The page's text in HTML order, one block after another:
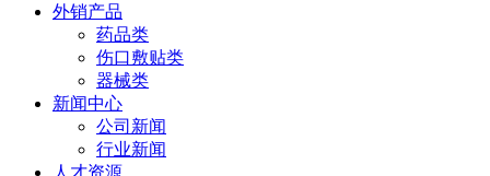
外销产品
药品类
伤口敷贴类
器械类
新闻中心
公司新闻
行业新闻
人才资源